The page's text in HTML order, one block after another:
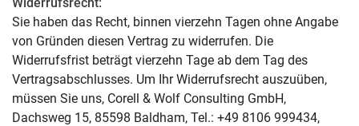
Sie haben das Recht, binnen vierzehn Tagen ohne Angabe
von Gründen diesen Vertrag zu widerrufen. Die
Widerrufsfrist beträgt vierzehn Tage ab dem Tag des
Vertragsabschlusses. Um Ihr Widerrufsrecht auszuüben,
müssen Sie uns, Corell & Wolf Consulting GmbH,
Dachsweg 15, 85598 Baldham, Tel.: +49 8106 999434,